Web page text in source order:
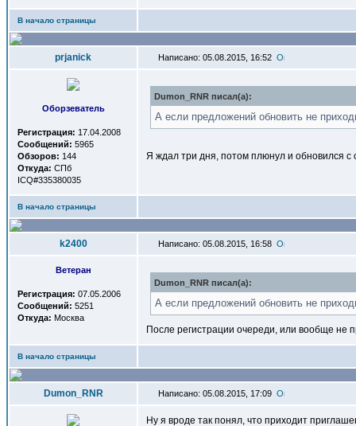
В начало страницы
prjanick Написано: 05.08.2015, 16:52
Оборзеватель
Регистрация: 17.04.2008
Сообщений: 5965
Обзоров: 144
Откуда: СПб
ICQ#335380035
Dumon_RNR писал(a):
А если предложений обновить не
Я ждал три дня, потом плюнул и обновился с
В начало страницы
k2400 Написано: 05.08.2015, 16:58
Ветеран
Регистрация: 07.05.2006
Сообщений: 5251
Откуда: Москва
Dumon_RNR писал(a):
А если предложений обновить не
После регистрации очереди, или вообще не
В начало страницы
Dumon_RNR Написано: 05.08.2015, 17:09
Ну я вроде так понял, что приходит